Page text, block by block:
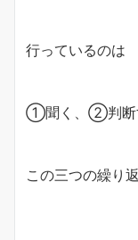
行っているのは
①聞く、②判断
この三つの繰り